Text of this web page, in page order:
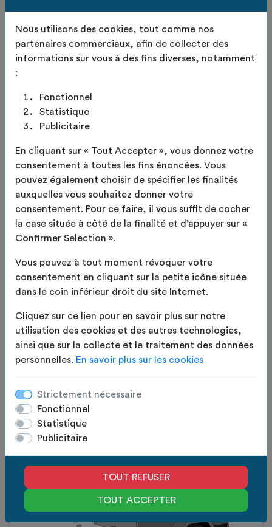
Nous utilisons des cookies, tout comme nos
partenaires commerciaux, afin de collecter des
informations sur vous à des fins diverses, notamment
:
Fonctionnel
Statistique
Publicitaire
En cliquant sur « Tout Accepter », vous donnez votre
consentement à toutes les fins énoncées. Vous
pouvez également choisir de spécifier les finalités
auxquelles vous souhaitez donner votre
consentement. Pour ce faire, il vous suffit de cocher
la case située à côté de la finalité et d’appuyer sur «
Confirmer Selection ».
Vous pouvez à tout moment révoquer votre
consentement en cliquant sur la petite icône située
dans le coin inférieur droit du site Internet.
Cliquez sur ce lien pour en savoir plus sur notre
utilisation des cookies et des autres technologies,
ainsi que sur la collecte et le traitement des données
personnelles. En savoir plus sur les cookies
Strictement nécessaire
Fonctionnel
Statistique
Publicitaire
TOUT REFUSER
TOUT ACCEPTER
Bord arrondi droite